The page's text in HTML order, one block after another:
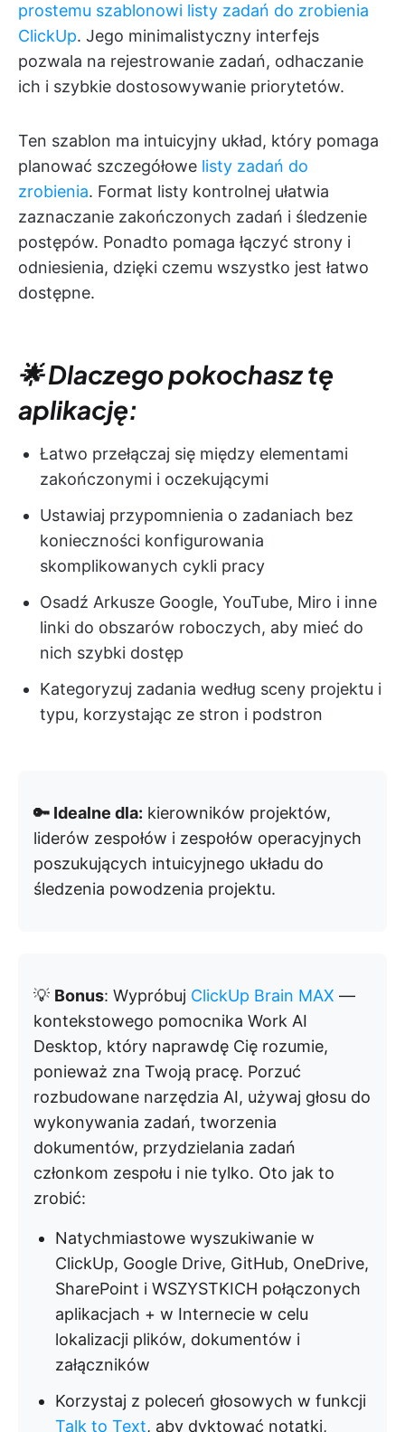
prostemu szablonowi listy zadań do zrobienia
ClickUp. Jego minimalistyczny interfejs
pozwala na rejestrowanie zadań, odhaczanie
ich i szybkie dostosowywanie priorytetów.
Ten szablon ma intuicyjny układ, który pomaga
planować szczegółowe listy zadań do
zrobienia. Format listy kontrolnej ułatwia
zaznaczanie zakończonych zadań i śledzenie
postępów. Ponadto pomaga łączyć strony i
odniesienia, dzięki czemu wszystko jest łatwo
dostępne.
🌟 Dlaczego pokochasz tę
aplikację:
Łatwo przełączaj się między elementami
zakończonymi i oczekującymi
Ustawiaj przypomnienia o zadaniach bez
konieczności konfigurowania
skomplikowanych cykli pracy
Osadź Arkusze Google, YouTube, Miro i inne
linki do obszarów roboczych, aby mieć do
nich szybki dostęp
Kategoryzuj zadania według sceny projektu i
typu, korzystając ze stron i podstron
🔑 Idealne dla: kierowników projektów,
liderów zespołów i zespołów operacyjnych
poszukujących intuicyjnego układu do
śledzenia powodzenia projektu.
💡 Bonus: Wypróbuj ClickUp Brain MAX —
kontekstowego pomocnika Work AI
Desktop, który naprawdę Cię rozumie,
ponieważ zna Twoją pracę. Porzuć
rozbudowane narzędzia AI, używaj głosu do
wykonywania zadań, tworzenia
dokumentów, przydzielania zadań
członkom zespołu i nie tylko. Oto jak to
zrobić:
Natychmiastowe wyszukiwanie w
ClickUp, Google Drive, GitHub, OneDrive,
SharePoint i WSZYSTKICH połączonych
aplikacjach + w Internecie w celu
lokalizacji plików, dokumentów i
załączników
Korzystaj z poleceń głosowych w funkcji
Talk to Text, aby dyktować notatki,